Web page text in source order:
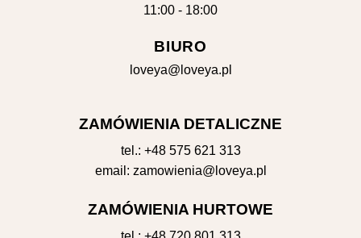
11:00 - 18:00
BIURO
loveya@loveya.pl
ZAMÓWIENIA DETALICZNE
tel.: +48 575 621 313
email: zamowienia@loveya.pl
ZAMÓWIENIA HURTOWE